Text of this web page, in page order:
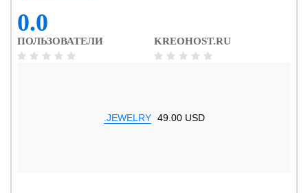
0.0
ПОЛЬЗОВАТЕЛИ KREOHOST.RU
.JEWELRY 49.00 USD